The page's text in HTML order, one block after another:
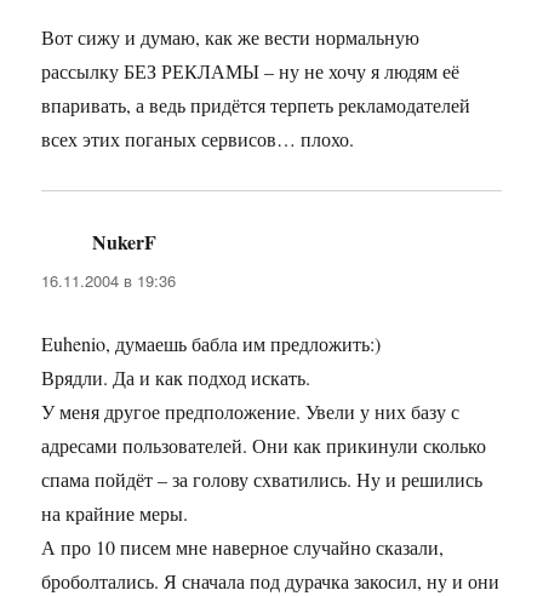
Вот сижу и думаю, как же вести нормальную
рассылку БЕЗ РЕКЛАМЫ – ну не хочу я людям её
впаривать, а ведь придётся терпеть рекламодателей
всех этих поганых сервисов… плохо.
NukerF
16.11.2004 в 19:36
Euhenio, думаешь бабла им предложить:)
Врядли. Да и как подход искать.
У меня другое предположение. Увели у них базу с
адресами пользователей. Они как прикинули сколько
спама пойдёт – за голову схватились. Ну и решились
на крайние меры.
А про 10 писем мне наверное случайно сказали,
броболтались. Я сначала под дурачка закосил, ну и они